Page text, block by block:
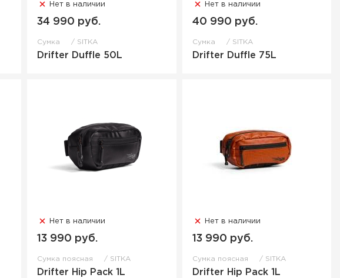
Нет в наличии
34 990 руб.
Сумка SITKA
Drifter Duffle 50L
Нет в наличии
40 990 руб.
Сумка SITKA
Drifter Duffle 75L
Нет в наличии
13 990 руб.
Сумка поясная SITKA
Drifter Hip Pack 1L
Нет в наличии
13 990 руб.
Сумка поясная SITKA
Drifter Hip Pack 1L